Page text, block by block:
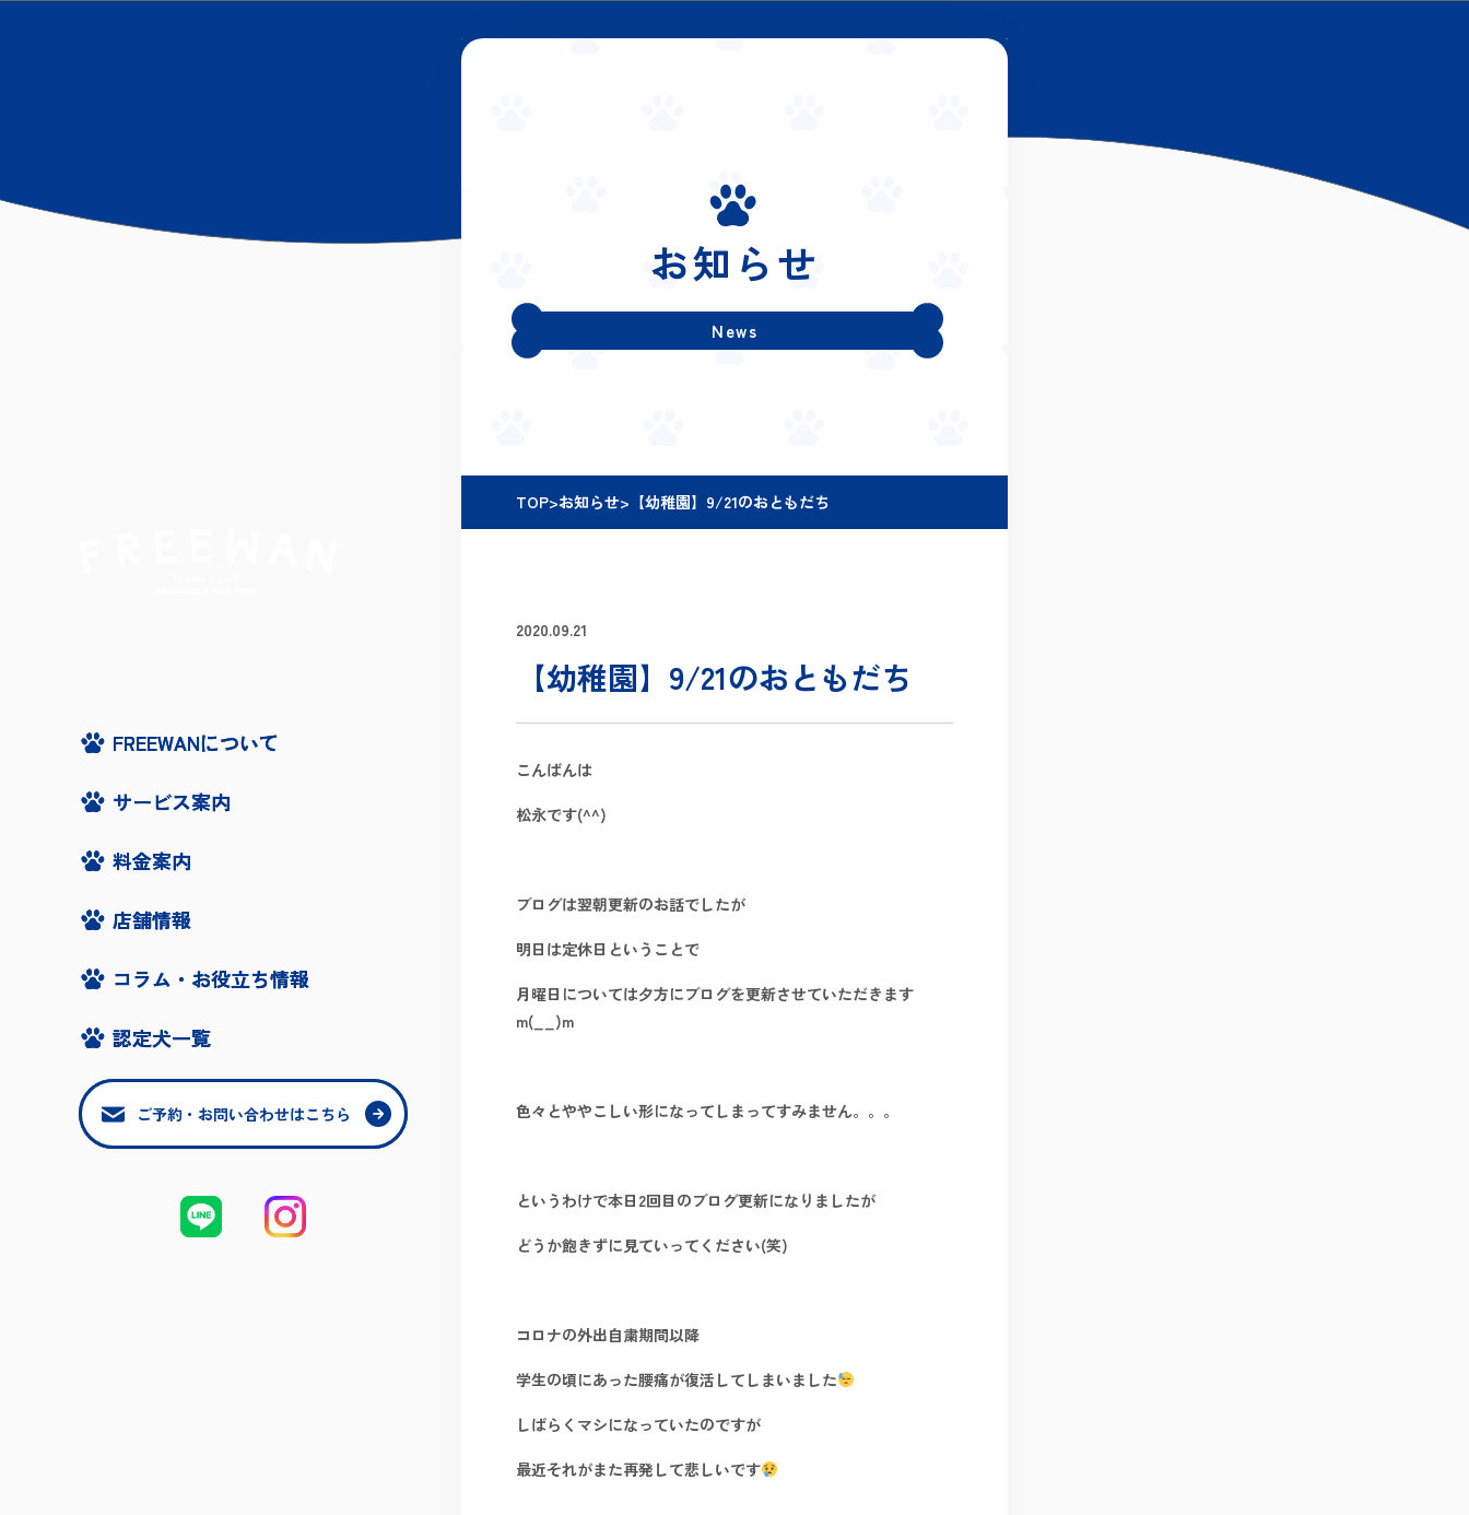
FREEWANについて
サービス案内
料金案内
店舗情報
コラム・お役立ち情報
認定犬一覧
ご予約・お問い合わせはこちら
FREEWANについて
サービス案内
料金案内
店舗情報
コラム・お役立ち情報
認定犬一覧
ご予約・お問い合わせはこちら
お知らせ
News
TOP>お知らせ> 【幼稚園】9/21のおともだち
2020.09.21
【幼稚園】9/21のおともだち
こんばんは
松永です(^^)
ブログは翌朝更新のお話でしたが
明日は定休日ということで
月曜日については夕方にブログを更新させていただきます
m(__)m
色々とややこしい形になってしまってすみません。。。
というわけで本日2回目のブログ更新になりましたが
どうか飽きずに見ていってください(笑)
コロナの外出自粛期間以降
学生の頃にあった腰痛が復活してしまいました
しばらくマシになっていたのですが
最近それがまた再発して悲しいです